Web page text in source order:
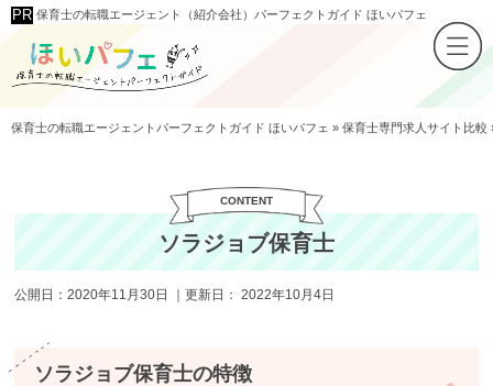
保育士の転職エージェント（紹介会社）パーフェクトガイド ほいパフェ
保育士の転職エージェントパーフェクトガイド ほいパフェ » 保育士専門求人サイト比較
ソラジョブ保育士
公開日：2020年11月30日 ｜更新日：2022年10月4日
ソラジョブ保育士の特徴